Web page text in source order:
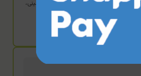
است؟زمانی که پزشک پس از بررسی‌های بالینی،
را برای جبران کمبودهای شدید یا اختلالات
کرده باشد.